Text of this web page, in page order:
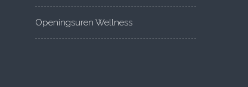
Openingsuren Wellness